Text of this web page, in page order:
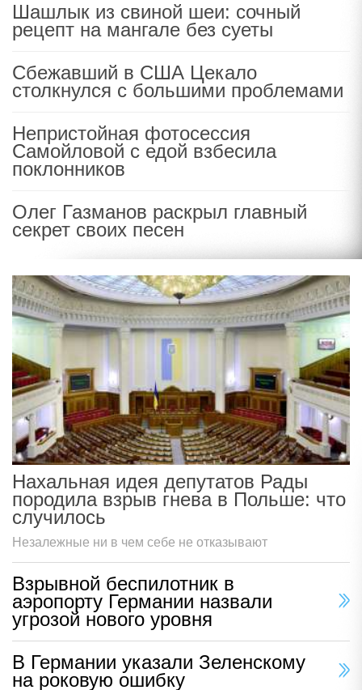
Шашлык из свиной шеи: сочный
рецепт на мангале без суеты
Сбежавший в США Цекало
столкнулся с большими проблемами
Непристойная фотосессия
Самойловой с едой взбесила
поклонников
Олег Газманов раскрыл главный
секрет своих песен
Нахальная идея депутатов Рады
породила взрыв гнева в Польше: что
случилось
Незалежные ни в чем себе не отказывают
Взрывной беспилотник в
аэропорту Германии назвали
угрозой нового уровня
В Германии указали Зеленскому
на роковую ошибку